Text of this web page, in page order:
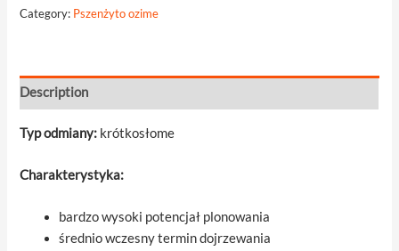
Category: Pszenżyto ozime
Description
Typ odmiany: krótkosłome
Charakterystyka:
bardzo wysoki potencjał plonowania
średnio wczesny termin dojrzewania